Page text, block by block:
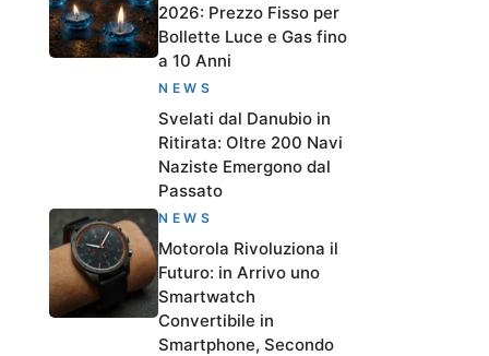
2026: Prezzo Fisso per
Bollette Luce e Gas fino
a 10 Anni
NEWS
Svelati dal Danubio in
Ritirata: Oltre 200 Navi
Naziste Emergono dal
Passato
NEWS
Motorola Rivoluziona il
Futuro: in Arrivo uno
Smartwatch
Convertibile in
Smartphone, Secondo